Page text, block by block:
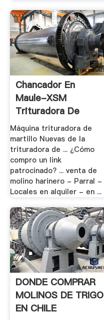
Chancador En
Maule-XSM
Trituradora De
Compra .
Máquina trituradora de
martillo Nuevas de la
trituradora de ... ¿Cómo
compro un link
patrocinado? ... venta de
molino harinero - Parral -
Locales en alquiler - en ...
DONDE COMPRAR
MOLINOS DE TRIGO
EN CHILE